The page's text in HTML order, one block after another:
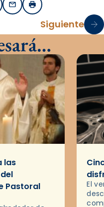
EmailImprimir
Siguiente
las
Pastoral
El